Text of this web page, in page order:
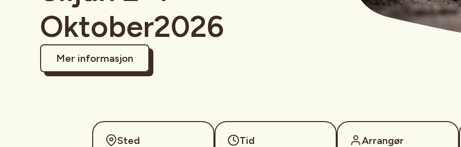
Oktober2026
Mer informasjon
Sted Tid Arrangør